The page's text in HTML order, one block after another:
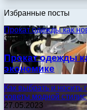
Избранные посты
Прокат одежды как
30.09.2024
Прокат одежды
экономике
Как выбрать и
советы модной
27.05.2023